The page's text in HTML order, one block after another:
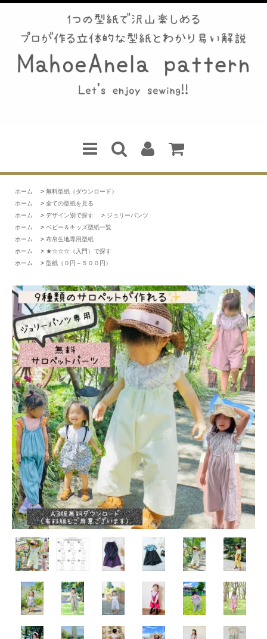
ホーム > 無料型紙（ダウンロード）
ホーム
> 全ての型紙を見る
ホーム
> デザイン別で探す > ジョリーパンツ
ホーム
> ベビー＆キッズ型紙一覧
ホーム
> 布帛生地専用型紙
ホーム
> ★☆☆☆（入門）で探す
ホーム
> 型紙（０円～５００円）